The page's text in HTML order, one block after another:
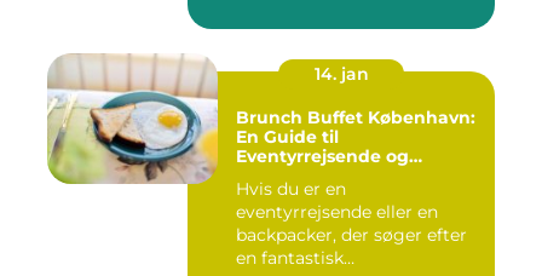
14. jan
Brunch Buffet København:
En Guide til
Eventyrrejsende og
Hvis du er en
eventyrrejsende eller en
backpacker, der søger efter
en fantastisk